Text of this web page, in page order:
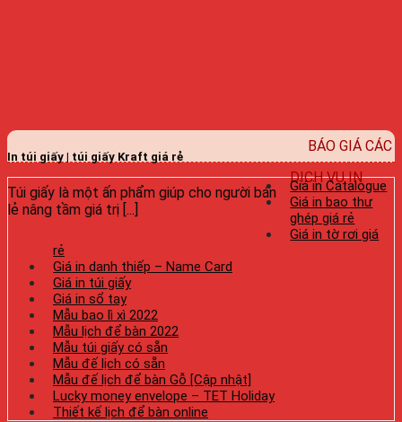
In túi giấy | túi giấy Kraft giá rẻ
Túi giấy là một ấn phẩm giúp cho người bán
lẻ nâng tầm giá trị [...]
BÁO GIÁ CÁC
DỊCH VỤ IN
Giá in Catalogue
Giá in bao thư
ghép giá rẻ
Giá in tờ rơi giá
rẻ
Giá in danh thiếp – Name Card
Giá in túi giấy
Giá in sổ tay
Mẫu bao lì xì 2022
Mẫu lịch để bàn 2022
Mẫu túi giấy có sẵn
Mẫu đế lịch có sẵn
Mẫu đế lịch để bàn Gỗ [Cập nhật]
Lucky money envelope – TET Holiday
Thiết kế lịch để bàn online